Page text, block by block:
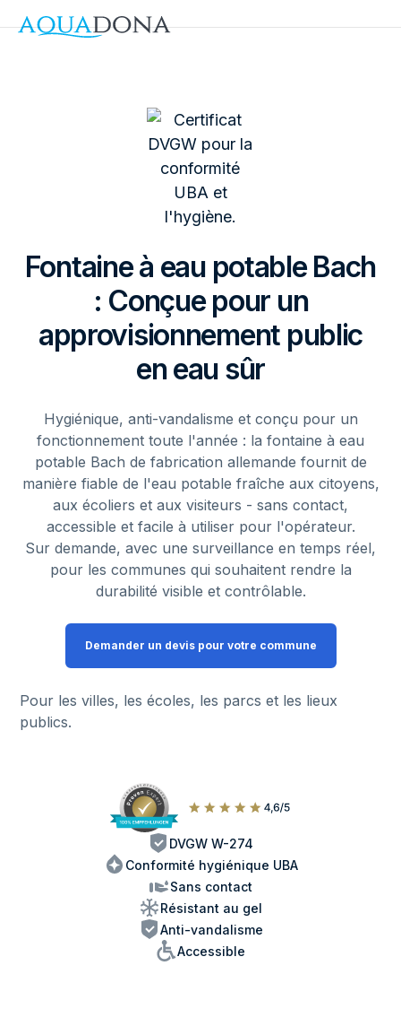
Fontaine à eau potable Bach
: Conçue pour un
approvisionnement public
en eau sûr
Hygiénique, anti-vandalisme et conçu pour un
fonctionnement toute l'année : la fontaine à eau
potable Bach de fabrication allemande fournit de
manière fiable de l'eau potable fraîche aux citoyens,
aux écoliers et aux visiteurs - sans contact,
accessible et facile à utiliser pour l'opérateur.
Sur demande, avec une surveillance en temps réel,
pour les communes qui souhaitent rendre la
durabilité visible et contrôlable.
Demander un devis pour votre commune
Pour les villes, les écoles, les parcs et les lieux
publics.
DVGW W-274
Conformité hygiénique UBA
Sans contact
Résistant au gel
Anti-vandalisme
Accessible